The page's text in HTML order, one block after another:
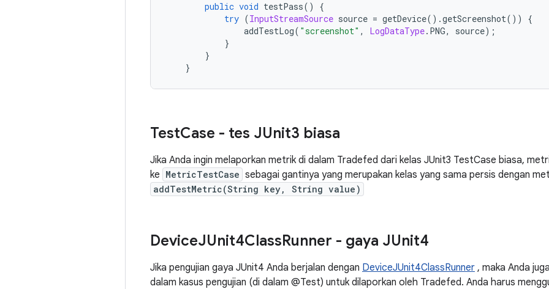
public void testPass()
{
try (InputStreamSource source = getDevice().getScreenshot())
{
addTestLog( "screenshot" , LogDataType. PNG, source);
}
}
}
TestCase - tes JUnit3 biasa
Jika Anda ingin melaporkan metrik di dalam Tradefed dari kelas JUnit3 TestCase biasa,
ke MetricTestCase sebagai gantinya yang merupakan kelas yang sama persis dengan
addTestMetric(String key, String value)
DeviceJUnit4ClassRunner - gaya JUnit4
Jika pengujian gaya JUnit4 Anda berjalan dengan DeviceJUnit4ClassRunner , maka Anda
dalam kasus pengujian (di dalam @Test) untuk dilaporkan oleh Tradefed. Anda harus